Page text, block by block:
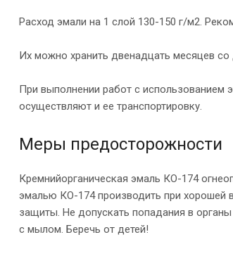
Расход эмали на 1 слой 130-150 г/м2.
Их можно хранить двенадцать месяцев со
При выполнении работ с использованием
осуществляют и ее транспортировку.
Меры предосторожности
Кремнийорганическая эмаль КО-174
эмалью КО-174 производить при хорошей
защиты. Не допускать попадания в
с мылом. Беречь от детей!